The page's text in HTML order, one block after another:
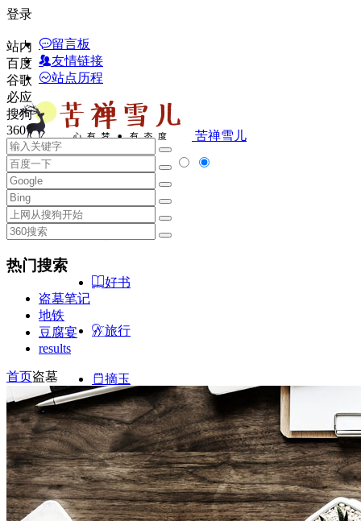
登录
留言板
友情链接
站点历程
苦禅雪儿
首页
好书
旅行
摘玉
文案
站内
百度
谷歌
必应
搜狗
360
热门搜索
盗墓笔记
地铁
豆腐宴
results
首页盗墓